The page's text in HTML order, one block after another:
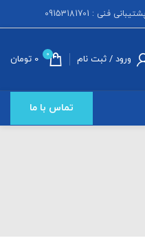
ورود / ثبت نام 0
0 تومان
تماس با ما